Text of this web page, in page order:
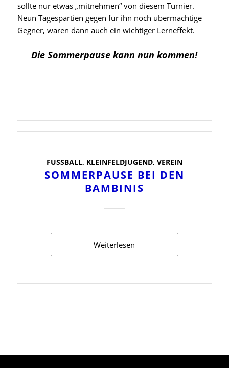
sollte nur etwas „mitnehmen“ von diesem Turnier.
Neun Tagespartien gegen für ihn noch übermächtige
Gegner, waren dann auch ein wichtiger Lerneffekt.
Die Sommerpause kann nun kommen!
FUSSBALL , KLEINFELDJUGEND, VEREIN
SOMMERPAUSE BEI DEN
BAMBINIS
Weiterlesen